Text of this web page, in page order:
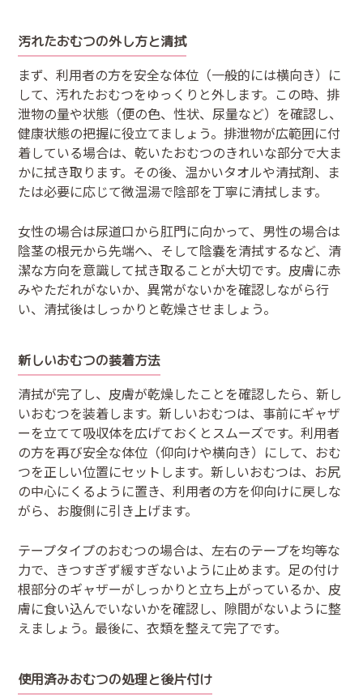
汚れたおむつの外し方と清拭
まず、利用者の方を安全な体位（一般的には横向き）に
して、汚れたおむつをゆっくりと外します。この時、排
泄物の量や状態（便の色、性状、尿量など）を確認し、
健康状態の把握に役立てましょう。排泄物が広範囲に付
着している場合は、乾いたおむつのきれいな部分で大ま
かに拭き取ります。その後、温かいタオルや清拭剤、ま
たは必要に応じて微温湯で陰部を丁寧に清拭します。
女性の場合は尿道口から肛門に向かって、男性の場合は
陰茎の根元から先端へ、そして陰嚢を清拭するなど、清
潔な方向を意識して拭き取ることが大切です。皮膚に赤
みやただれがないか、異常がないかを確認しながら行
い、清拭後はしっかりと乾燥させましょう。
新しいおむつの装着方法
清拭が完了し、皮膚が乾燥したことを確認したら、新し
いおむつを装着します。新しいおむつは、事前にギャザ
ーを立てて吸収体を広げておくとスムーズです。利用者
の方を再び安全な体位（仰向けや横向き）にして、おむ
つを正しい位置にセットします。新しいおむつは、お尻
の中心にくるように置き、利用者の方を仰向けに戻しな
がら、お腹側に引き上げます。
テープタイプのおむつの場合は、左右のテープを均等な
力で、きつすぎず緩すぎないように止めます。足の付け
根部分のギャザーがしっかりと立ち上がっているか、皮
膚に食い込んでいないかを確認し、隙間がないように整
えましょう。最後に、衣類を整えて完了です。
使用済みおむつの処理と後片付け